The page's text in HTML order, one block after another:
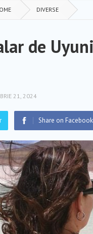
DIVERSE
de
21, 2024
Share on Facebook